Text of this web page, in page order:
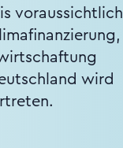
voraussichtlich
wird